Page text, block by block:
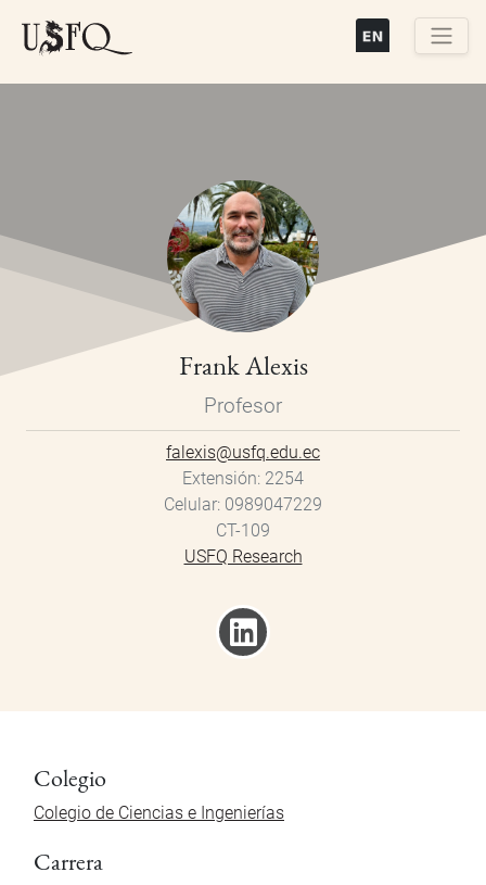
Frank Alexis
Profesor
falexis@usfq.edu.ec
Extensión 2254
Celular 0989047229
CT-109
USFQ Research
Colegio
Colegio de Ciencias e Ingenierías
Carrera